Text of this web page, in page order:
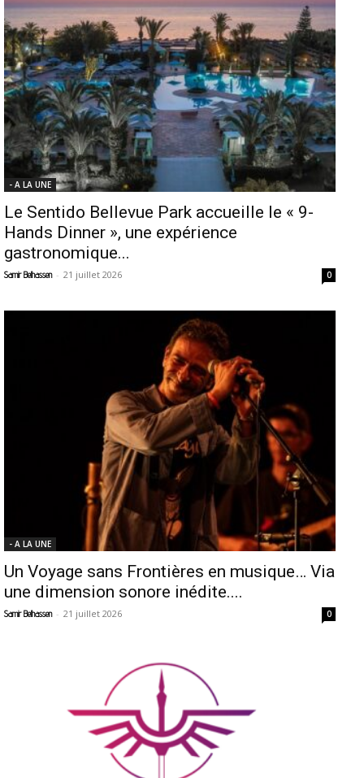
- A LA UNE
Le Sentido Bellevue Park accueille le « 9-
Hands Dinner », une expérience
gastronomique...
Samir Belhassen - 21 juillet 2026 0
- A LA UNE
Un Voyage sans Frontières en musique… Via
une dimension sonore inédite....
Samir Belhassen - 21 juillet 2026 0